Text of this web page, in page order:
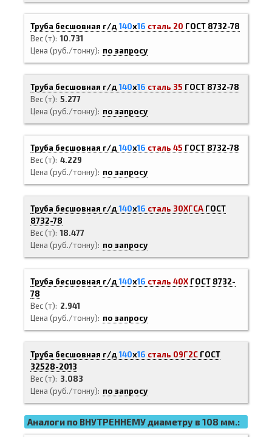
Труба бесшовная г/д140х16 сталь 20 ГОСТ 8732-78
Вес (т) 10.731
Цена (руб./тонну)
по запросу
Труба бесшовная г/д140х16 сталь 35 ГОСТ 8732-78
Вес (т) 5.277
Цена (руб./тонну)
по запросу
Труба бесшовная г/д140х16 сталь 45 ГОСТ 8732-78
Вес (т) 4.229
Цена (руб./тонну)
по запросу
Труба бесшовная г/д140х16 сталь 30ХГСА ГОСТ
8732-78
Вес (т) 18.477
Цена (руб./тонну)
по запросу
Труба бесшовная г/д140х16 сталь 40Х ГОСТ 8732-
78
Вес (т)
2.941
Цена (руб./тонну)
по запросу
Труба бесшовная г/д140х16 сталь 09Г2С ГОСТ
32528-2013
Вес (т)
3.083
Цена (руб./тонну)
по запросу
Аналоги по ВНУТРЕННЕМУ диаметру в 108 мм.: